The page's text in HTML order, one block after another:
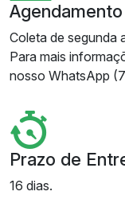
Agendamento
Coleta de segunda
Para mais
nosso WhatsApp
Prazo de
16 dias.